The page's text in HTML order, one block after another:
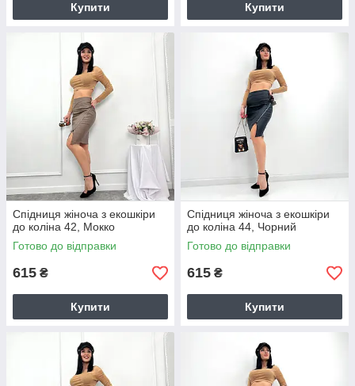
Купити Купити
Спідниця жіноча з екошкіри
до коліна 42, Мокко
Готово до відправки
615 ₴
Купити
Спідниця жіноча з екошкіри
до коліна 44, Чорний
Готово до відправки
615 ₴
Купити